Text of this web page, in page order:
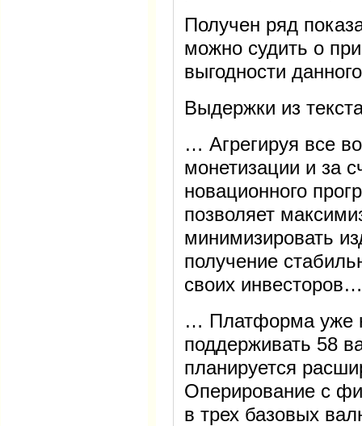
Получен ряд
можно судить о
выгодности
Выдержки из
… Агрегируя все
монетизации и за
новационного
позволяет
минимизировать
получение
своих инвесторов…
… Платформа уже
поддерживать 58
планируется
Оперирование с
в трех базовых